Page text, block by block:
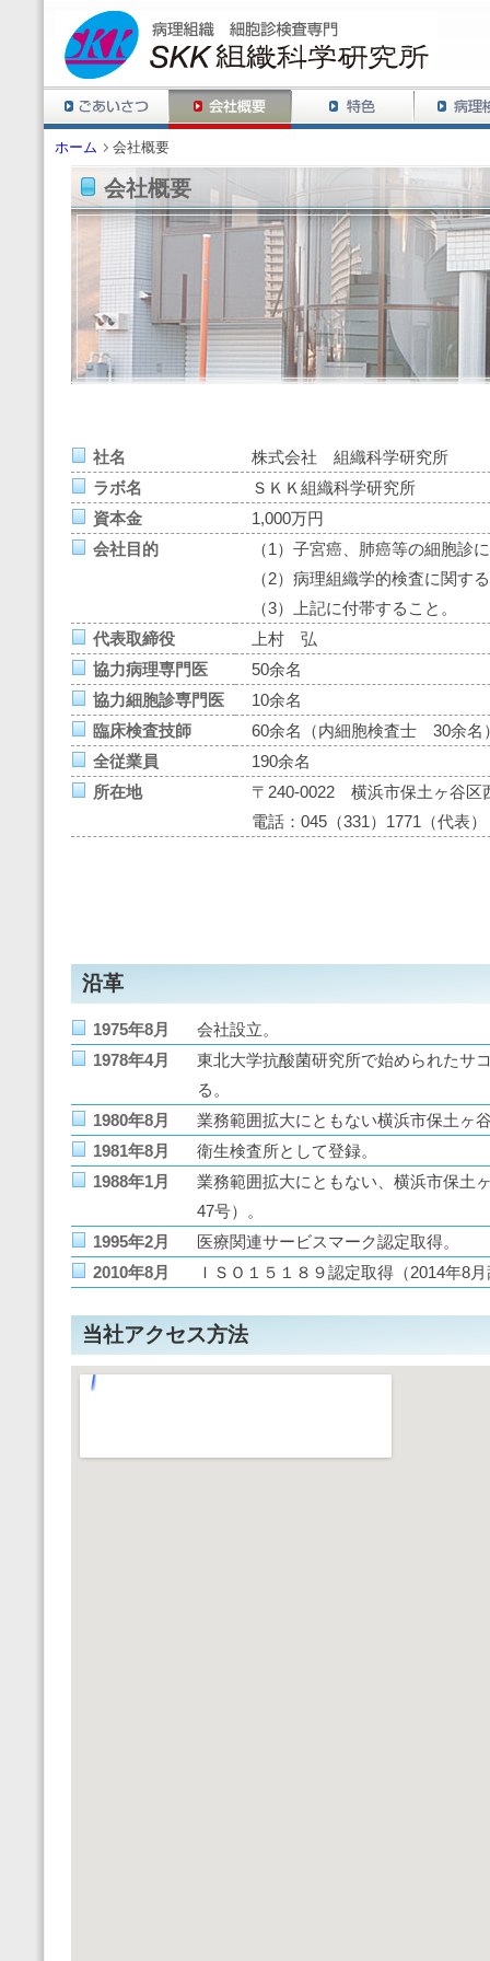
ホーム 会社概要
会社概要
社名
株式会社 組織科学研究所
ラボ名
ＳＫＫ組織科学研究所
資本金
1,000万円
会社目的
（1）子宮癌、肺癌等の細胞診
（2）病理組織学的検査に関す
（3）上記に付帯すること。
代表取締役
上村 弘
協力病理専門医
50余名
協力細胞診専門医
10余名
臨床検査技師
60余名（内細胞検査士 30余名
全従業員
190余名
所在地
〒240-0022 横浜市保土ヶ谷区
電話：045（331）1771（代表）
沿革
1975年8月
会社設立。
1978年4月
東北大学抗酸菌研究所で始められたサ
る。
1980年8月
業務範囲拡大にともない横浜市保土ヶ
1981年8月
衛生検査所として登録。
1988年1月
業務範囲拡大にともない、横浜市保土
47号）。
1995年2月
医療関連サービスマーク認定取得。
2010年8月
ＩＳＯ１５１８９認定取得（2014年8
当社アクセス方法